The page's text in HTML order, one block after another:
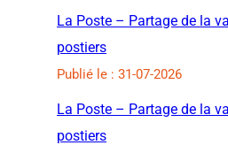
La Poste – Partage de la
postiers
Publié le : 31-07-2026
La Poste – Partage de la
postiers